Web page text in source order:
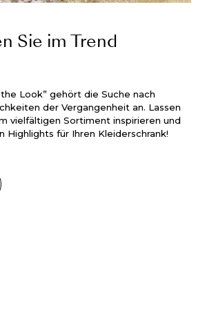
Sie im Trend
Look” gehört die Suche nach
der Vergangenheit an. Lassen
vielfältigen Sortiment inspirieren und
Highlights für Ihren Kleiderschrank!